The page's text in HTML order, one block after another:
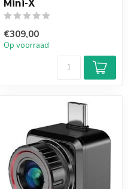
Mini-X
€309,00
Op voorraad